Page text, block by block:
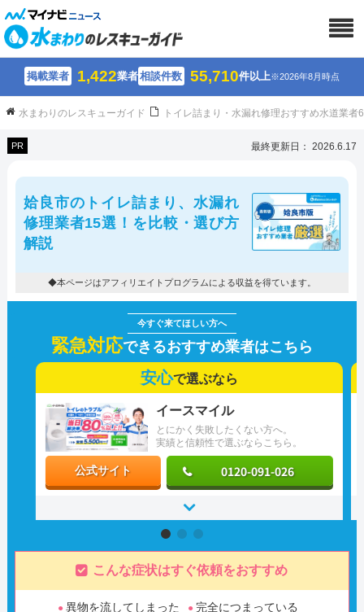
掲載業者 1,422業者相談件数 55,710件以上※2026年8月時点
水まわりのレスキューガイド トイレ詰まり・水漏れ修理おすすめ水道業
PR 最終更新日： 2026.6.17
姶良市のトイレ詰まり、水漏れ
修理業者15選！を比較・選び方
解説
◆本ページはアフィリエイトプログラムによる収益を得ています。
緊急対応できるおすすめ業者はこちら
安心で選ぶなら
とにかく失敗したくない方へ。
実績と信頼性で選ぶならこちら。
イースマイル
公式サイト 0120-091-026
こんな症状はすぐ依頼をおすすめ
異物を流してしまった
完全につまっている